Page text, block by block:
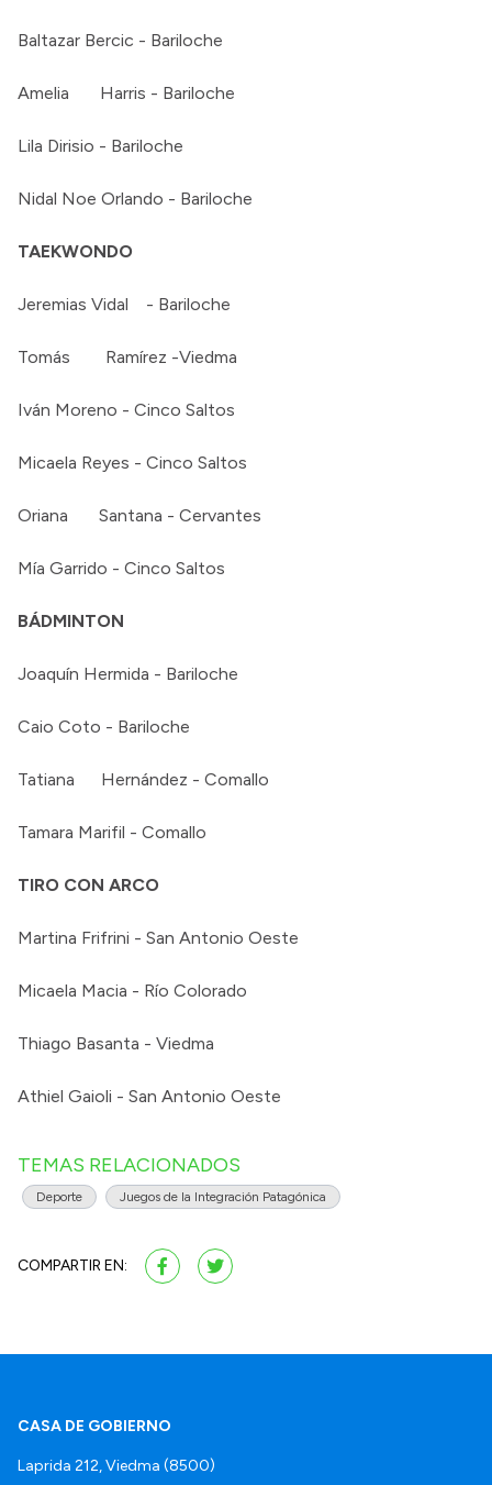
Baltazar Bercic - Bariloche
Amelia Harris - Bariloche
Lila Dirisio - Bariloche
Nidal Noe Orlando - Bariloche
TAEKWONDO
Jeremias Vidal - Bariloche
Tomás Ramírez -Viedma
Iván Moreno - Cinco Saltos
Micaela Reyes - Cinco Saltos
Oriana Santana - Cervantes
Mía Garrido - Cinco Saltos
BÁDMINTON
Joaquín Hermida - Bariloche
Caio Coto - Bariloche
Tatiana Hernández - Comallo
Tamara Marifil - Comallo
TIRO CON ARCO
Martina Frifrini - San Antonio Oeste
Micaela Macia - Río Colorado
Thiago Basanta - Viedma
Athiel Gaioli - San Antonio Oeste
TEMAS RELACIONADOS
Deporte Juegos de la Integración Patagónica
COMPARTIR EN:
CASA DE GOBIERNO
Laprida 212, Viedma (8500)